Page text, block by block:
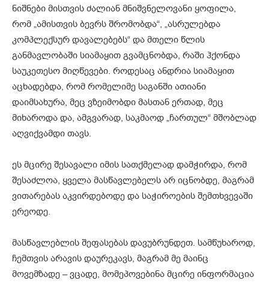
ნიშნები მისთვის ძალიან მნიშვნელოვანი ყოფილა,
რომ „ამისთვის ბევრს შრომობდა“, „ასრულებდა
კომპლექსურ დავალებებს“ და მთელი წლის
განმავლობაში სიამაყით გვამცნობდა, რაში ჰქონდა
საუკეთესო მიღწევები. როდესაც ანდრია სიამაყით
აცხადებდა, რომ რომელიმე საგანში ათიანი
დაიმსახურა, მეც ვზეიმობდი მასთან ერთად, მეც
მიხაროდა და, ამგვარად, საკმაოდ „ჩართულ“ მშობლად
აღვიქვამდი თავს.
ეს მცირე შესავალი იმის სათქმელად დამჭირდა, რომ
შესაძლოა, ყველა მასწავლებელს არ იცნობდე, მაგრამ
ვითარებას აკვირდებოდე და საჭიროების შემთხვევაში
ერეოდე.
მასწავლებლის შეფასებას დავუბრუნდეთ. სამწუხაროდ,
ჩემთვის არავის დაურეკავს, მაგრამ მე მაინც
მოვემზადე – ვცადე, მომეპოვებინა მცირე ინფორმაცია